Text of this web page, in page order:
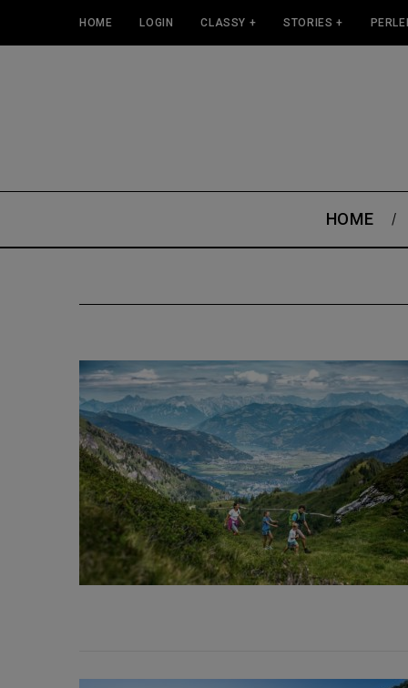
HOME LOGIN CLASSY + STORIES +
HOME